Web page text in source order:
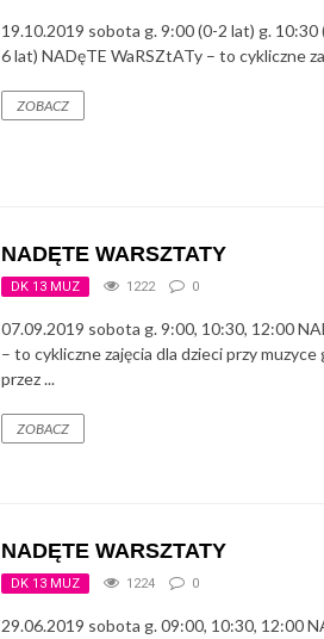
19.10.2019 sobota g. 9:00 (0-2 lat) g. 10:30
6 lat) NADęTE WaRSZtATy – to cykliczne
ZOBACZ
NADĘTE WARSZTATY
DK 13 MUZ 1222 0
07.09.2019 sobota g. 9:00, 10:30, 12:00
– to cykliczne zajęcia dla dzieci przy muzyce
przez ...
ZOBACZ
NADĘTE WARSZTATY
DK 13 MUZ 1224 0
29.06.2019 sobota g. 09:00, 10:30, 12:00